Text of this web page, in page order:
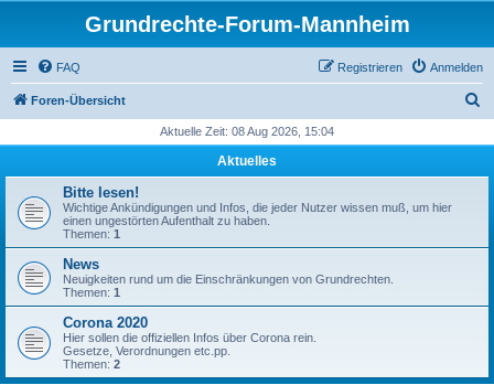
Grundrechte-Forum-Mannheim
FAQ Anmelden
Registrieren
Foren-Übersicht
h
Aktuelle Zeit: 08 Aug 2026, 15:04
Aktuelles
Bitte lesen!
Wichtige Ankündigungen und Infos, die jeder Nutzer wissen muß, um hier
einen ungestörten Aufenthalt zu haben.
Themen: 1
News
Neuigkeiten rund um die Einschränkungen von Grundrechten.
Themen: 1
Corona 2020
Hier sollen die offiziellen Infos über Corona rein.
Gesetze, Verordnungen etc.pp.
Themen: 2